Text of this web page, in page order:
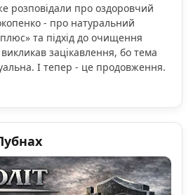
розповідали про оздоровчий
- про натуральний
та підхід до очищення
зацікавлення, бо тема
І тепер - це продовження.